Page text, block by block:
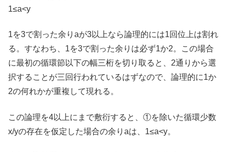
1≤a<y
1を3で割った余りaが3以上なら論理的には1回位上は割れ
る。すなわち、1を3で割った余りは必ず1か2。この場合
に最初の循環節以下の幅三桁を切り取ると、2通りから選
択することが三回行われているはずなので、論理的に1か
2の何れかが重複して現れる。
この論理を4以上にまで敷衍すると、①を除いた循環少数
x/yの存在を仮定した場合の余りaは、1≤a<y。